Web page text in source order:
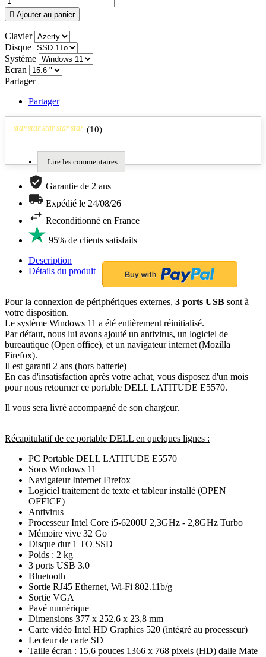
 Ajouter au panier
Clavier
Disque
Système
Ecran
Partager
Partager
star star star star star (10)
Lire les commentaires
Garantie de 2 ans
Expédié le 24/08/26
Reconditionné en France
95% de clients satisfaits
Description
Détails du produit
Pour la connexion de périphériques externes, 3 ports USB sont à
votre disposition.
Le système Windows 11 a été entièrement réinitialisé.
Par défaut, nous lui avons ajouté un antivirus, un logiciel de
bureautique (Open office), et un navigateur internet (Mozilla
Firefox).
Il est garanti 2 ans (hors batterie)
En cas d'insatisfaction après votre achat, vous disposez d'un mois
pour nous retourner ce portable DELL LATITUDE E5570.
Il vous sera livré accompagné de son chargeur.
Récapitulatif de ce portable DELL en quelques lignes :
PC Portable DELL LATITUDE E5570
Sous Windows 11
Navigateur Internet Firefox
Logiciel traitement de texte et tableur installé (OPEN
OFFICE)
Antivirus
Processeur Intel Core i5-6200U 2,3GHz - 2,8GHz Turbo
Mémoire vive 32 Go
Disque dur 1 TO SSD
Poids : 2 kg
3 ports USB 3.0
Bluetooth
Sortie RJ45 Ethernet, Wi-Fi 802.11b/g
Sortie VGA
Pavé numérique
Dimensions 377 x 252,6 x 23,8 mm
Carte vidéo Intel HD Graphics 520 (intégré au processeur)
Lecteur de carte SD
Taille écran : 15,6 pouces 1366 x 768 pixels (HD) dalle Mate